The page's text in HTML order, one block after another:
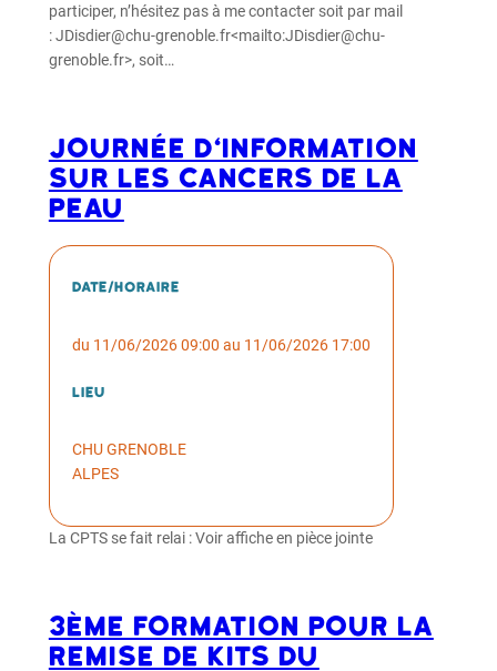
participer, n’hésitez pas à me contacter soit par mail
: JDisdier@chu-grenoble.fr<mailto:JDisdier@chu-
grenoble.fr>, soit…
JOURNÉE D‘INFORMATION
SUR LES CANCERS DE LA
PEAU
Date/horaire
du 11/06/2026 09:00 au 11/06/2026 17:00
Lieu
CHU GRENOBLE
ALPES
La CPTS se fait relai : Voir affiche en pièce jointe
3ème formation pour la
remise de kits du